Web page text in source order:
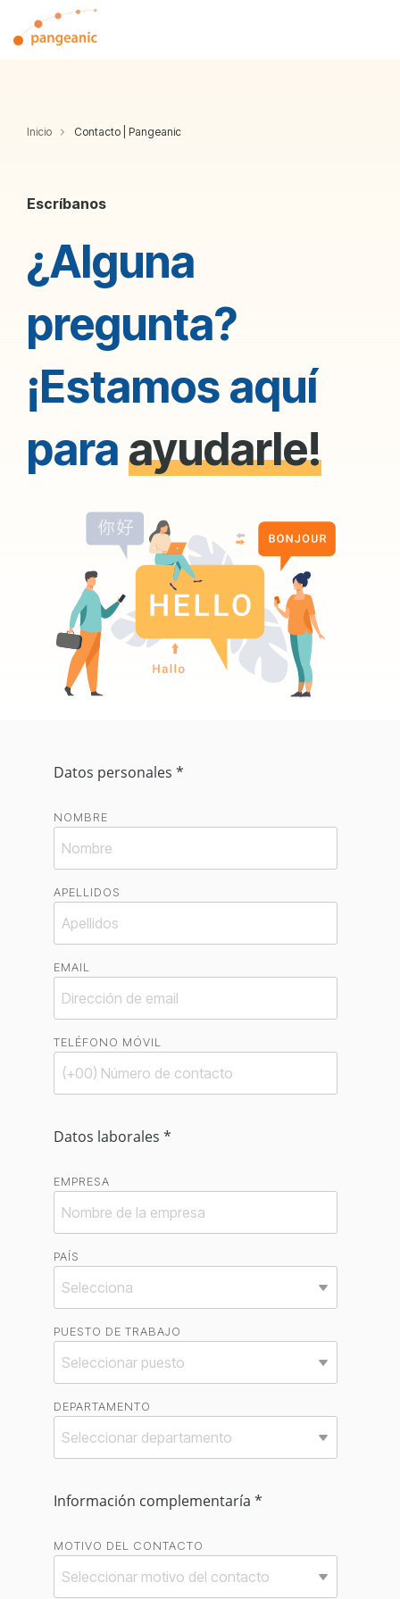
the
Inicio Contacto | Pangeanic
Escríbanos
¿Alguna
pregunta?
¡Estamos aquí
para ayudarle!
Datos personales *
NOMBRE
APELLIDOS
EMAIL
TELÉFONO MÓVIL
Datos laborales *
EMPRESA
PAÍS
PUESTO DE TRABAJO
DEPARTAMENTO
Información complementaría *
MOTIVO DEL CONTACTO